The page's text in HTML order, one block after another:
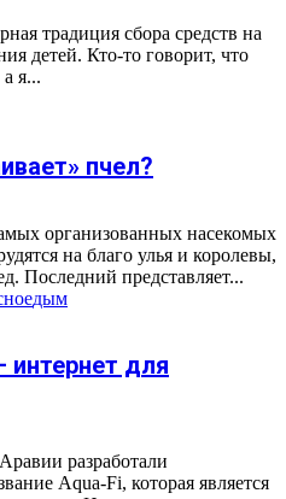
традиция сбора средств на
детей. Кто-то говорит, что
я...
пчел?
организованных насекомых
на благо улья и королевы,
Последний представляет...
дым
интернет для
разработали
Aqua-Fi, которая является